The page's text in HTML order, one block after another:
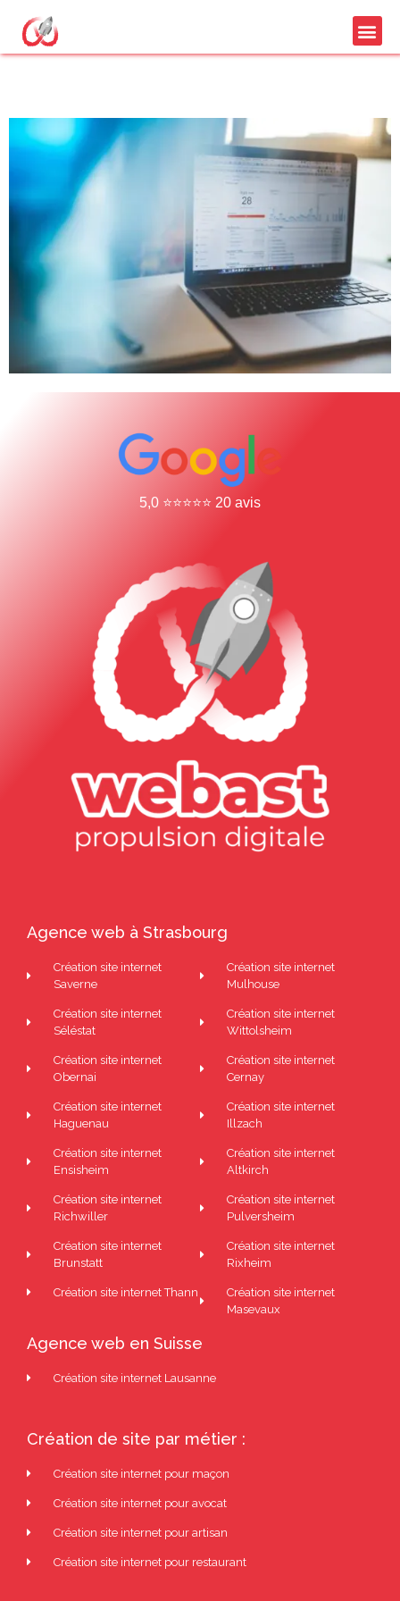
5,0 ⭐⭐⭐⭐⭐ 20 avis
Agence web à Strasbourg
Création site internet
Saverne
Création site internet
Séléstat
Création site internet
Obernai
Création site internet
Haguenau
Création site internet
Ensisheim
Création site internet
Richwiller
Création site internet
Brunstatt
Création site internet Thann
Création site internet
Mulhouse
Création site internet
Wittolsheim
Création site internet
Cernay
Création site internet
Illzach
Création site internet
Altkirch
Création site internet
Pulversheim
Création site internet
Rixheim
Création site internet
Masevaux
Agence web en Suisse
Création site internet Lausanne
Création de site par métier :
Création site internet pour maçon
Création site internet pour avocat
Création site internet pour artisan
Création site internet pour restaurant